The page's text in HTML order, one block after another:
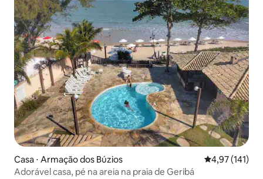
Casa ⋅ Armação dos Búzios 4,97 de uma
4,97 (141)
Adorável casa, pé na areia na praia de Geribá